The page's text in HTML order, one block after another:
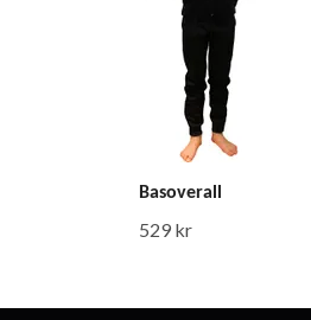
Basoverall
529 kr